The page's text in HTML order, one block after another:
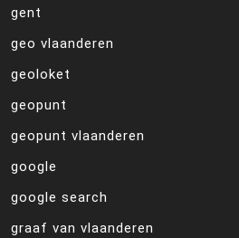
gent
geo vlaanderen
geoloket
geopunt
geopunt vlaanderen
google
google search
graaf van vlaanderen